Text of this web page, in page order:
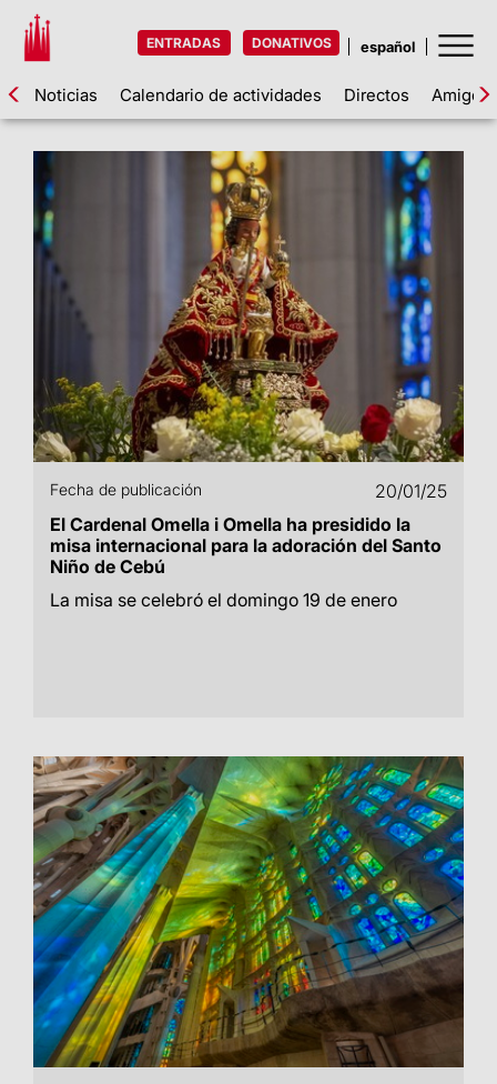
ENTRADAS DONATIVOS
Noticias Calendario de actividades Directos Amigos
Fecha de publicación
20/01/25
El Cardenal Omella i Omella ha presidido la
misa internacional para la adoración del Santo
Niño de Cebú
La misa se celebró el domingo 19 de enero